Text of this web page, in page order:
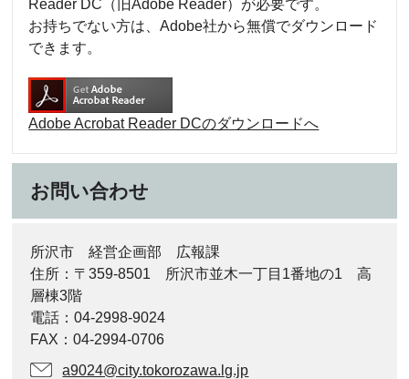
Reader DC（旧Adobe Reader）が必要です。
お持ちでない方は、Adobe社から無償でダウンロード
できます。
Adobe Acrobat Reader DCのダウンロードへ
お問い合わせ
所沢市 経営企画部 広報課
住所：〒359-8501 所沢市並木一丁目1番地の1 高
層棟3階
電話：04-2998-9024
FAX：04-2994-0706
a9024@city.tokorozawa.lg.jp